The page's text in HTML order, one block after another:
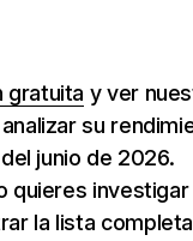
gratuita y ver
su
junio de 2026.
quieres
la lista